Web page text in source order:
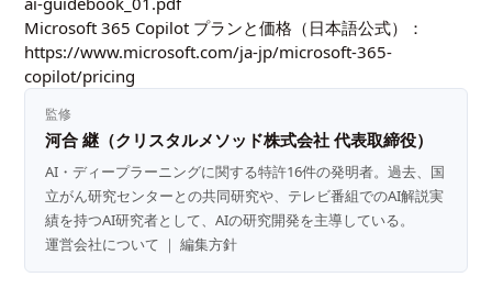
Microsoft 365 Copilot プランと価格（日本語公式）：
https://www.microsoft.com/ja-jp/microsoft-365-
copilot/pricing
監修
河合 継（クリスタルメソッド株式会社 代表取締役）
AI・ディープラーニングに関する特許16件の発明者。過去、国
立がん研究センターとの共同研究や、テレビ番組でのAI解説実
績を持つAI研究者として、AIの研究開発を主導している。
運営会社について ｜編集方針